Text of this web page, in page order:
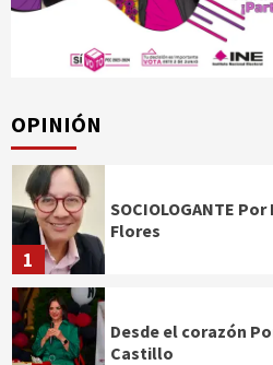
OPINIÓN
1
SOCIOLOGANTE
Flores
Desde el corazón
Castillo